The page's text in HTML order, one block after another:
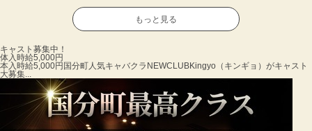
もっと見る
キャスト募集中！
体入時給5,000円
本入時給5,000円 国分町人気キャバクラNEWCLUBKingyo（キンギョ）がキャスト
大募集...